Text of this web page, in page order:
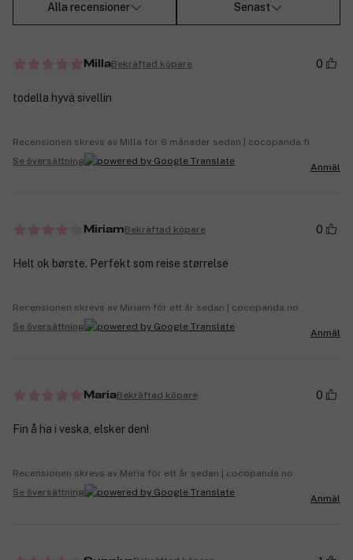
Alla recensioner Senast
MillaBekräftad köpare 0
todella hyvä sivellin
Recensionen skrevs av Milla för 6 månader sedan | cocopanda.fi
Se översättning
Anmäl
MiriamBekräftad köpare 0
Helt ok børste. Perfekt som reise størrelse
Recensionen skrevs av Miriam för ett år sedan | cocopanda.no
Se översättning
Anmäl
MariaBekräftad köpare 0
Fin å ha i veska, elsker den!
Recensionen skrevs av Maria för ett år sedan | cocopanda.no
Se översättning
Anmäl